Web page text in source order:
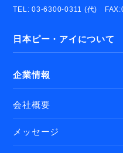
TEL: 03-6300-0311 (代)
日本ピー・アイについて
企業情報
会社概要
メッセージ